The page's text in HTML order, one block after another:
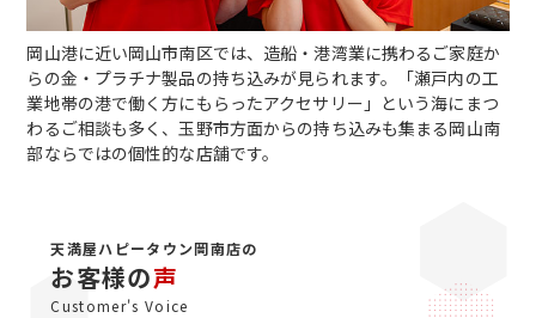
岡山港に近い岡山市南区では、造船・港湾業に携わるご家庭か
らの金・プラチナ製品の持ち込みが見られます。「瀬戸内の工
業地帯の港で働く方にもらったアクセサリー」という海にまつ
わるご相談も多く、玉野市方面からの持ち込みも集まる岡山南
部ならではの個性的な店舗です。
天満屋ハピータウン岡南店の
お客様の声
Customer's Voice